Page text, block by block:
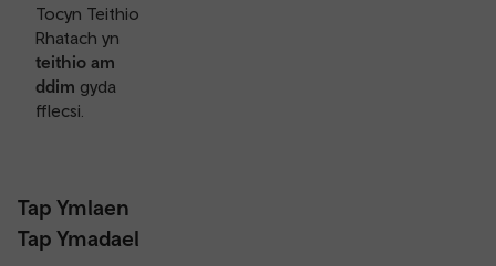
Tocyn Teithio
Rhatach yn
teithio am
ddim gyda
fflecsi.
Tap Ymlaen
Tap Ymadael